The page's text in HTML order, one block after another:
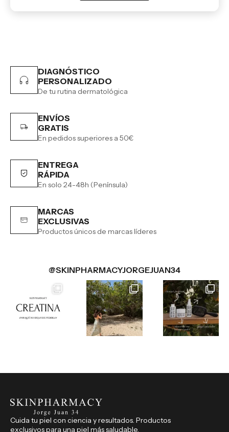
DIAGNÓSTICO
PERSONALIZADO
De tu rutina dermatológica
ENVÍOS
GRATIS
En pedidos superiores a 50€
ENTREGA
RÁPIDA
En solo 24-48h (Península)
MARCAS
EXCLUSIVAS
Productos únicos de marcas líderes
@SKINPHARMACYJORGEJUAN34
Cuida tu piel con ciencia y resultados. Productos
exclusivos para una piel más saludable.